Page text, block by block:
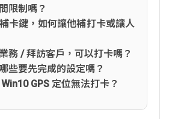
限制嗎？
卡鍵，如何讓他補打卡或讓人
務 / 拜訪客戶，可以打卡嗎？
些要先完成的設定嗎？
GPS 定位無法打卡？